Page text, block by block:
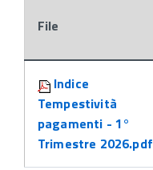
Attachments:
File
Indice
Tempestività
pagamenti - 1°
Trimestre 2026.pdf